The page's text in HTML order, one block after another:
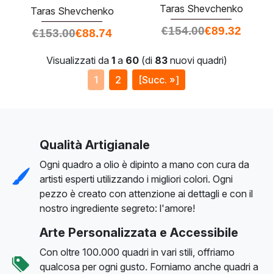
Taras Shevchenko
€154.00€89.32
Taras Shevchenko
€153.00€88.74
Visualizzati da 1a 60(di 83nuovi quadri)
1
2 [Succ. »]
Qualità Artigianale
Ogni quadro a olio è dipinto a mano con cura da
artisti esperti utilizzando i migliori colori. Ogni
pezzo è creato con attenzione ai dettagli e con il
nostro ingrediente segreto: l'amore!
Arte Personalizzata e Accessibile
Con oltre 100.000 quadri in vari stili, offriamo
qualcosa per ogni gusto. Forniamo anche quadri a